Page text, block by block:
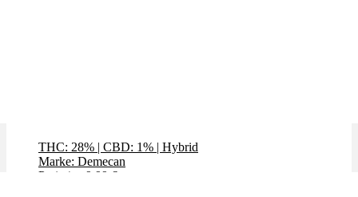
THC: 28% | CBD: 1% | Hybrid
Marke: Demecan
Preis / g: 9,99 €